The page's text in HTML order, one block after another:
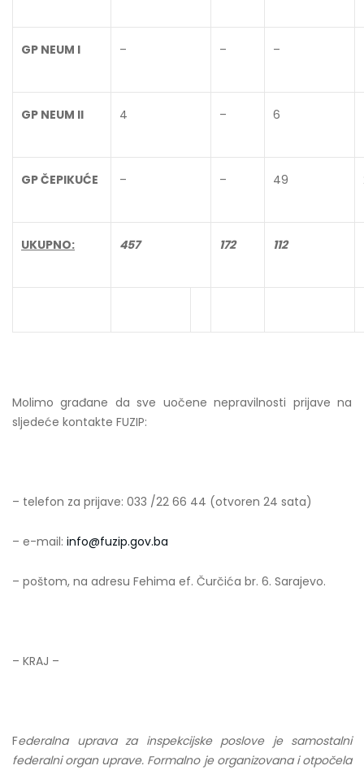
GP NEUM I – – –
GP NEUM II 4 – 6
GP ČEPIKUĆE – – 49
UKUPNO: 457 172 112
Molimo građane da sve uočene nepravilnosti prijave na
sljedeće kontakte FUZIP:
– telefon za prijave: 033 /22 66 44 (otvoren 24 sata)
– e-mail: info@fuzip.gov.ba
– poštom, na adresu Fehima ef. Čurčića br. 6. Sarajevo.
– KRAJ –
Federalna uprava za inspekcijske poslove je samostalni
federalni organ uprave. Formalno je organizovana i otpočela